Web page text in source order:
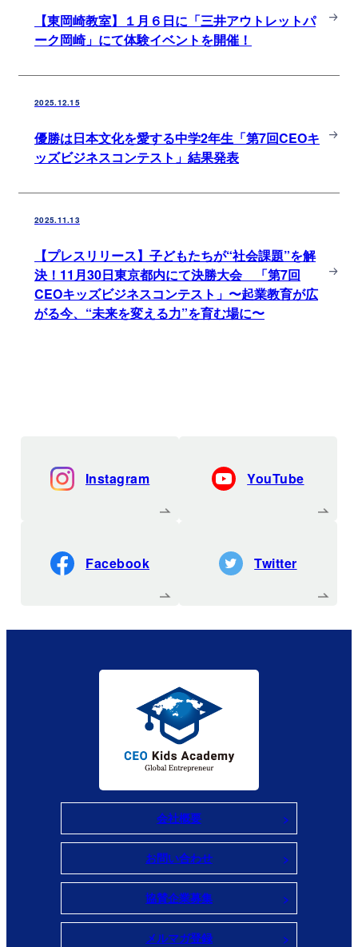
【東岡崎教室】１月６日に「三井アウトレットパ
ーク岡崎」にて体験イベントを開催！
2025.12.15
優勝は日本文化を愛する中学2年生「第7回CEOキ
ッズビジネスコンテスト」結果発表
2025.11.13
【プレスリリース】子どもたちが“社会課題”を解
決！11月30日東京都内にて決勝大会 「第7回
CEOキッズビジネスコンテスト」〜起業教育が広
がる今、“未来を変える力”を育む場に〜
Instagram YouTube
Facebook Twitter
会社概要
お問い合わせ
協賛企業募集
メルマガ登録